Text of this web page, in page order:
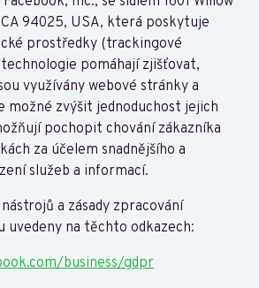
94025, USA, která poskytuje
prostředky (trackingové
pomáhají zjišťovat,
využívány webové stránky a
možné zvýšit jednoduchost jejich
pochopit chování zákazníka
za účelem snadnějšího a
služeb a informací.
a zásady zpracování
uvedeny na těchto odkazech:
business/gdpr